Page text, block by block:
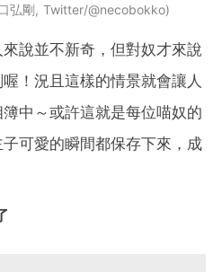
弘剛, Twitter/@necobokko
說並不新奇，但對奴才來說
！況且這樣的情景就會讓人
中～或許這就是每位喵奴的
可愛的瞬間都保存下來，成